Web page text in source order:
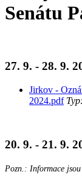
Senátu
27. 9. - 28. 9.
Jirkov -
2024.pdf
20. 9. - 21. 9.
Pozn.: Informace